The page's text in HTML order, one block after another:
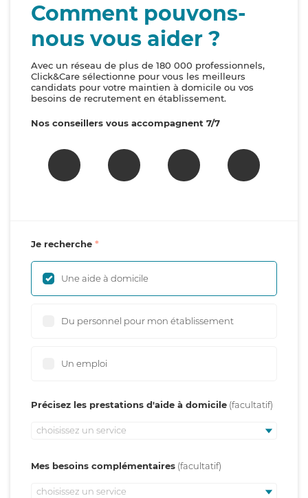
Comment pouvons-
nous vous aider ?
Avec un réseau de plus de 180 000 professionnels,
Click&Care sélectionne pour vous les meilleurs
candidats pour votre maintien à domicile ou vos
besoins de recrutement en établissement.
Nos conseillers vous accompagnent 7/7
Je recherche
Une aide à domicile
Du personnel pour mon établissement
Un emploi
Précisez les prestations d'aide à domicile
choisissez un service
Mes besoins complémentaires
choisissez un service